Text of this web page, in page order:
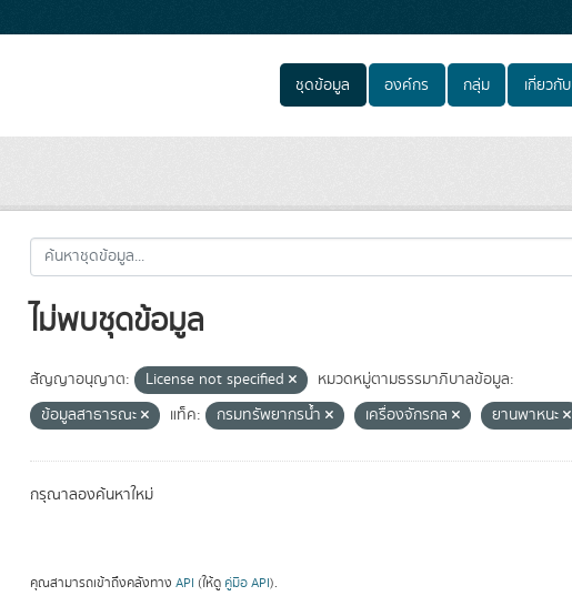
ชุดข้อมูล องค์กร กลุ่ม เกี่ยวกับ
ไม่พบชุดข้อมูล
สัญญาอนุญาต: License not specified
หมวดหมู่ตามธรรมาภิบาลข้อมูล:
ข้อมูลสาธารณะ
แท็ค: กรมทรัพยากรน้ำ เครื่องจักรกล ยานพาหนะ
กรุณาลองค้นหาใหม่
คุณสามารถเข้าถึงคลังทาง API (ให้ดู คู่มือ API).